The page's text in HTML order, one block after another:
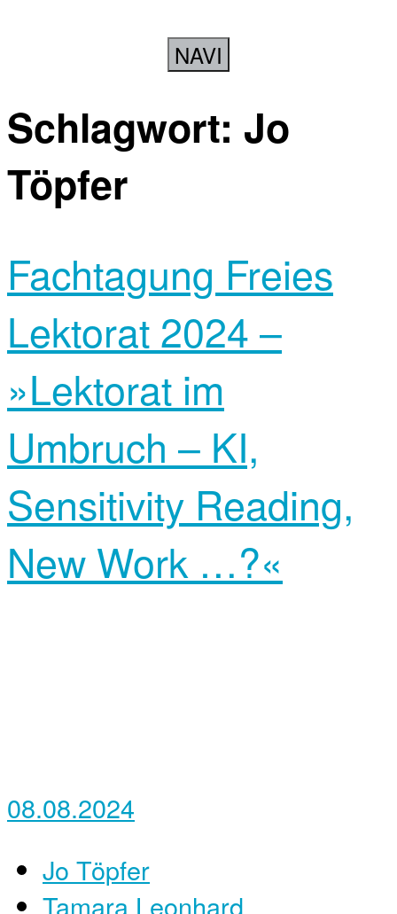
NAVI
Schlagwort: Jo
Töpfer
Fachtagung Freies
Lektorat 2024 –
»Lektorat im
Umbruch – KI,
Sensitivity Reading,
New Work …?«
08.08.2024
Jo Töpfer
Tamara Leonhard